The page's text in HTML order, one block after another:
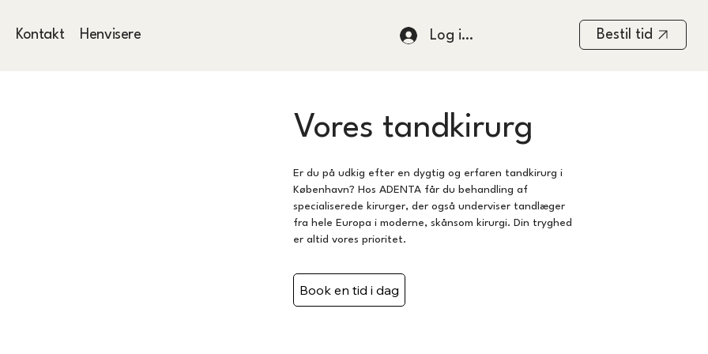
Kontakt Henvisere Log ind Bestil tid
Vores tandkirurg
Er du på udkig efter en dygtig og erfaren tandkirurg i
København? Hos ADENTA får du behandling af
specialiserede kirurger, der også underviser tandlæger
fra hele Europa i moderne, skånsom kirurgi. Din tryghed
er altid vores prioritet.